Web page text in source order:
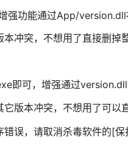
强功能通过App/version.dll
冲突，不想用了直接删掉
即可，增强通过version.dll
版本冲突，不想用了可以
误，请取消杀毒软件的[保